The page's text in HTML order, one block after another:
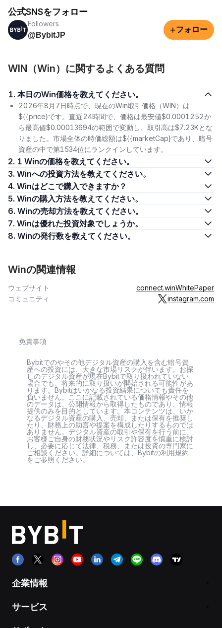
公式SNSをフォロー
Followers
@BybitJP
+フォロー
WIN（Win）に関するよくある質問
1. 本日のWin価格を教えてください。
2026年8月7日時点で、現在のWin取引価格（WIN）は
${{price}です。直近24時間で、価格は最安値$0.0001252か
ら最高値$0.00013694の範囲で変動し、取引高は$7.23Kとな
りました。市場全体の時価総額は${{marketCap}であり、暗号
資産の中で第1534位にランクインしています。
2. 1 Winの価格を教えてください。
3. Winへの投資方法を教えてください。
4. Winはどこで購入できますか？
5. Winの購入方法を教えてください。
6. Winの売却方法を教えてください。
7. Winは優れた投資対象でしょうか。
8. Winの発行数を教えてください。
Winの関連情報
ウェブサイト connect.winWhitePaper
コミュニティ
instagram.com
免責事項
Bybitでのやその他デジタル資産の購入を含む暗号資
産への投資には、大きな市場リスクが伴います。お探
しのデジタル資産が現在Bybitで取り扱われていない
場合でも、将来的に取り扱いが開始される可能性があ
ります。Bybitはいかなる投資結果についても責任を
負いません。ここに記載されている価格情報やその他
のデータは、公開情報から取得したものであり、情報
提供のみを目的としています。本コンテンツは、いか
なるデジタル資産の購入、売却、または保有を推奨し
たり、財務上の助言や提案を構成したりするものでは
ありません。デジタル資産の取引や保有を行う前に、
お客様ご自身の財務状況やリスク許容度を慎重に検討
し、必要に応じて法律、税務、または投資の専門家に
ご相談ください。詳細については、Bybitの利用規約
をご参照ください。
企業情報
サービス